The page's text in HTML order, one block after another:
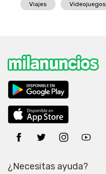
Viajes Videojuegos
¿Necesitas ayuda?